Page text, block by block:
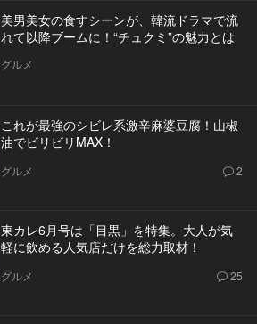
美男美女の食すシーンが、韓流ドラマで流
れて以降ブームに！“チュクミ”の魅力とは
グルメ
これが最強のシビレ系激辛麻婆豆腐！山椒
油でビリビリMAX！
グルメ 2
東カレ6月号は「目黒」を特集。大人が気
軽に飲める人気店だけを総力取材！
グルメ 25